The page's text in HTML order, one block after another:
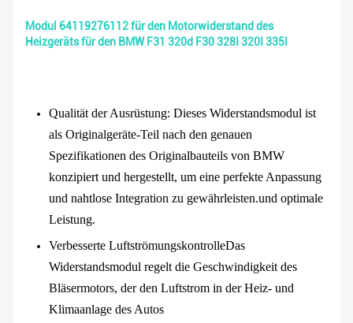
Modul 64119276112 für den Motorwiderstand des
Heizgeräts für den BMW F31 320d F30 328I 320I 335I
Qualität der Ausrüstung: Dieses Widerstandsmodul ist
als Originalgeräte-Teil nach den genauen
Spezifikationen des Originalbauteils von BMW
konzipiert und hergestellt, um eine perfekte Anpassung
und nahtlose Integration zu gewährleisten.und optimale
Leistung.
Verbesserte LuftströmungskontrolleDas
Widerstandsmodul regelt die Geschwindigkeit des
Bläsermotors, der den Luftstrom in der Heiz- und
Klimaanlage des Autos